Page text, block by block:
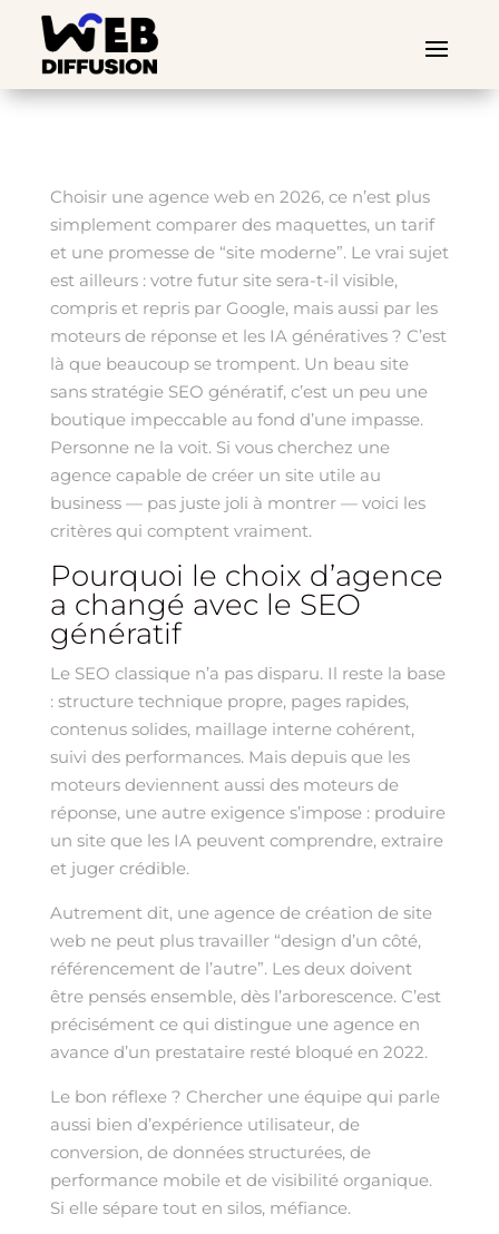
Choisir une agence web en 2026, ce n’est plus
simplement comparer des maquettes, un tarif
et une promesse de “site moderne”. Le vrai sujet
est ailleurs : votre futur site sera-t-il visible,
compris et repris par Google, mais aussi par les
moteurs de réponse et les IA génératives ? C’est
là que beaucoup se trompent. Un beau site
sans stratégie SEO génératif, c’est un peu une
boutique impeccable au fond d’une impasse.
Personne ne la voit. Si vous cherchez une
agence capable de créer un site utile au
business — pas juste joli à montrer — voici les
critères qui comptent vraiment.
Pourquoi le choix d’agence
a changé avec le SEO
génératif
Le SEO classique n’a pas disparu. Il reste la base
: structure technique propre, pages rapides,
contenus solides, maillage interne cohérent,
suivi des performances. Mais depuis que les
moteurs deviennent aussi des moteurs de
réponse, une autre exigence s’impose : produire
un site que les IA peuvent comprendre, extraire
et juger crédible.
Autrement dit, une agence de création de site
web ne peut plus travailler “design d’un côté,
référencement de l’autre”. Les deux doivent
être pensés ensemble, dès l’arborescence. C’est
précisément ce qui distingue une agence en
avance d’un prestataire resté bloqué en 2022.
Le bon réflexe ? Chercher une équipe qui parle
aussi bien d’expérience utilisateur, de
conversion, de données structurées, de
performance mobile et de visibilité organique.
Si elle sépare tout en silos, méfiance.